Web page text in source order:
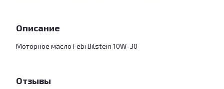
Описание
Моторное масло Febi Bilstein 10W-30
Отзывы